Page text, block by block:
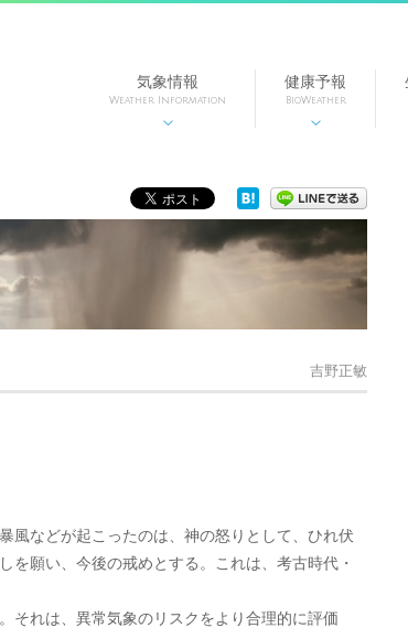
気象情報
Weather Information

健康予報
BioWeather

吉野正敏
などが起こったのは、神の怒りとして、ひれ伏
を願い、今後の戒めとする。これは、考古時代・
それは、異常気象のリスクをより合理的に評価